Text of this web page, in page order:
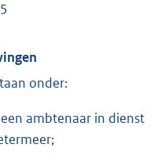
onder:
ambtenaar in dienst